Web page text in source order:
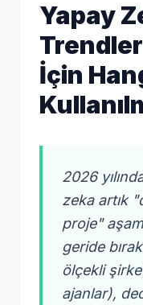
Yapay
İçin
2026
zeka artık
proje"
geride
ölçekli
ajanlar),